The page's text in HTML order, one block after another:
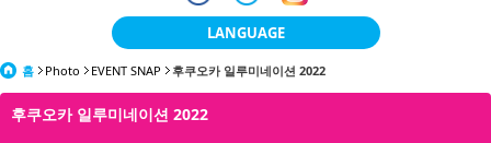
LANGUAGE
日本語
홈 Photo EVENT SNAP 후쿠오카 일루미네이션 2022
후쿠오카 일루미네이션 2022